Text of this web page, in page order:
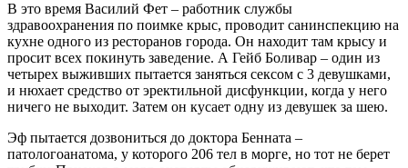
В это время Василий Фет – работник службы
здравоохранения по поимке крыс, проводит санинспекцию на
кухне одного из ресторанов города. Он находит там крысу и
просит всех покинуть заведение. А Гейб Боливар – один из
четырех выживших пытается заняться сексом с 3 девушками,
и нюхает средство от эректильной дисфункции, когда у него
ничего не выходит. Затем он кусает одну из девушек за шею.
Эф пытается дозвониться до доктора Бенната –
патологоанатома, у которого 206 тел в морге, но тот не берет